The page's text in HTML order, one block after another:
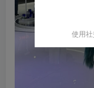
使用